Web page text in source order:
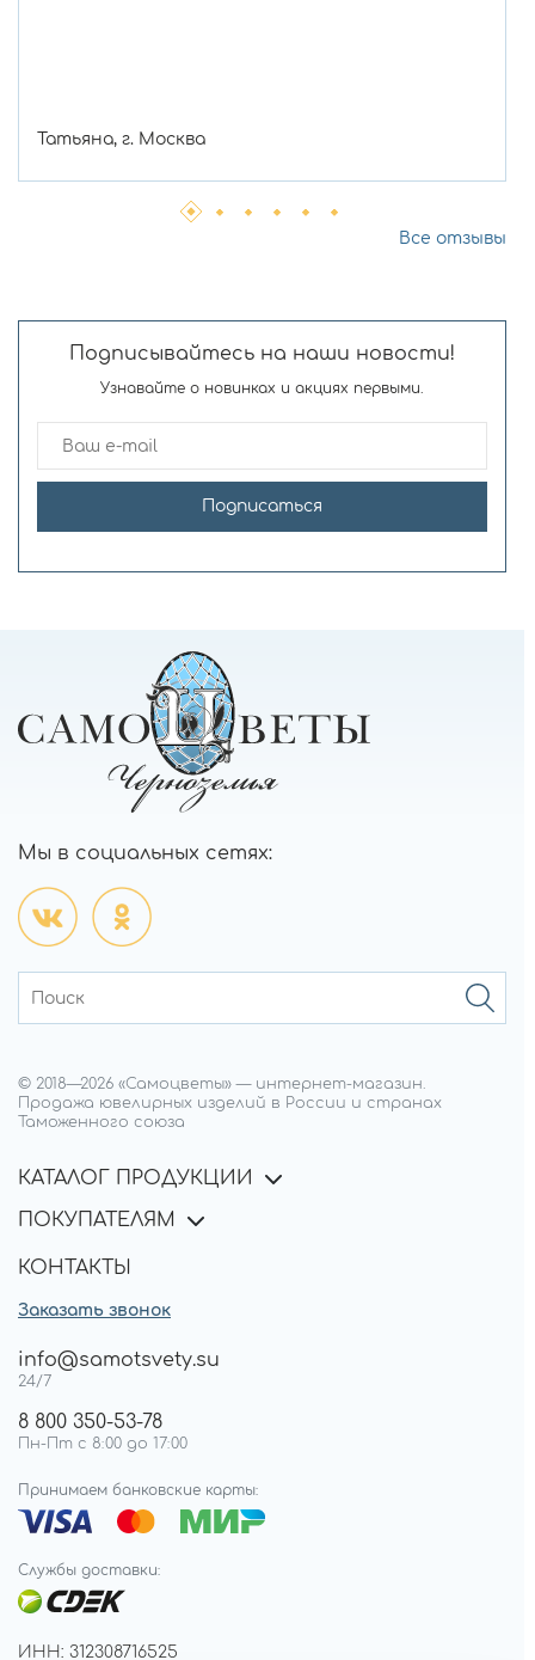
Татьяна, г. Москва
Все отзывы
Подписывайтесь на наши новости!
Узнавайте о новинках и акциях первыми.
Подписаться
Мы в социальных сетях:
© 2018—2026 «Самоцветы» — интернет-магазин.
Продажа ювелирных изделий в России и странах
Таможенного союза
КАТАЛОГ ПРОДУКЦИИ
ПОКУПАТЕЛЯМ
КОНТАКТЫ
Заказать звонок
info@samotsvety.su
24/7
8 800 350-53-78
Пн-Пт с 8:00 до 17:00
Принимаем банковские карты:
Службы доставки:
ИНН: 312308716525